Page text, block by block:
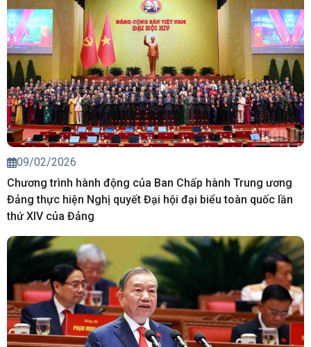
09/02/2026
Chương trình hành động của Ban Chấp hành Trung ương
Đảng thực hiện Nghị quyết Đại hội đại biểu toàn quốc lần
thứ XIV của Đảng